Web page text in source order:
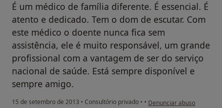
É um médico de família diferente. É essencial. É
atento e dedicado. Tem o dom de escutar. Com
este médico o doente nunca fica sem
assistência, ele é muito responsável, um grande
profissional com a vantagem de ser do serviço
nacional de saúde. Está sempre disponível e
sempre amigo.
15 de setembro de 2013 • Consultório privado • • na opinião do utilizador
Denunciar abuso